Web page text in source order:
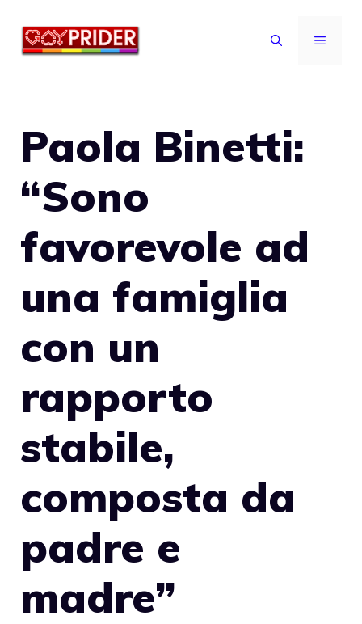
MENU
Paola Binetti:
“Sono
favorevole ad
una famiglia
con un
rapporto
stabile,
composta da
padre e
madre”